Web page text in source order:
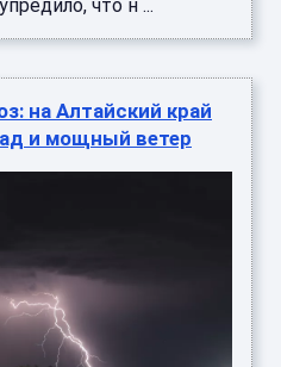
что н ...
на Алтайский край
и мощный ветер